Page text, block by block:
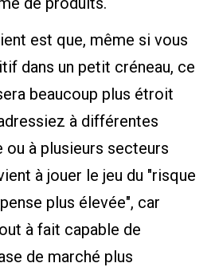
est que, même si vous
dans un petit créneau, ce
beaucoup plus étroit
à différentes
ou à plusieurs secteurs
à jouer le jeu du "risque
plus élevée", car
à fait capable de
de marché plus